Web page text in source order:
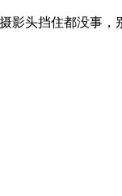
影头挡住都没事，